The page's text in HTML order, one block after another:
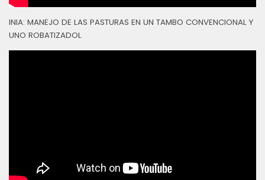
INIA: MANEJO DE LAS PASTURAS EN UN TAMBO CONVENCIONAL Y
UNO ROBATIZADOL